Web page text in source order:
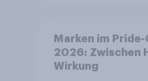
Marken im Pride-
2026: Zwischen
Wirkung